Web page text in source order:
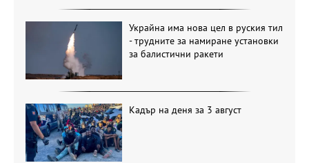
Украйна има нова цел в руския тил
- трудните за намиране установки
за балистични ракети
Кадър на деня за 3 август